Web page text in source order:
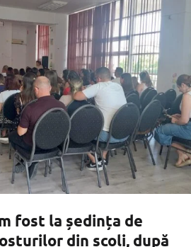
fost la ședința de
din școli, după